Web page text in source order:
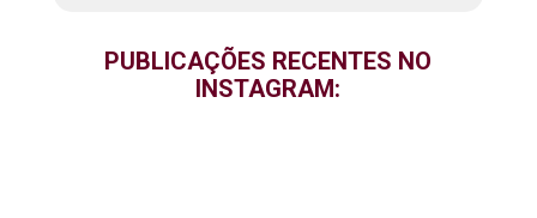
PUBLICAÇÕES RECENTES NO
INSTAGRAM: